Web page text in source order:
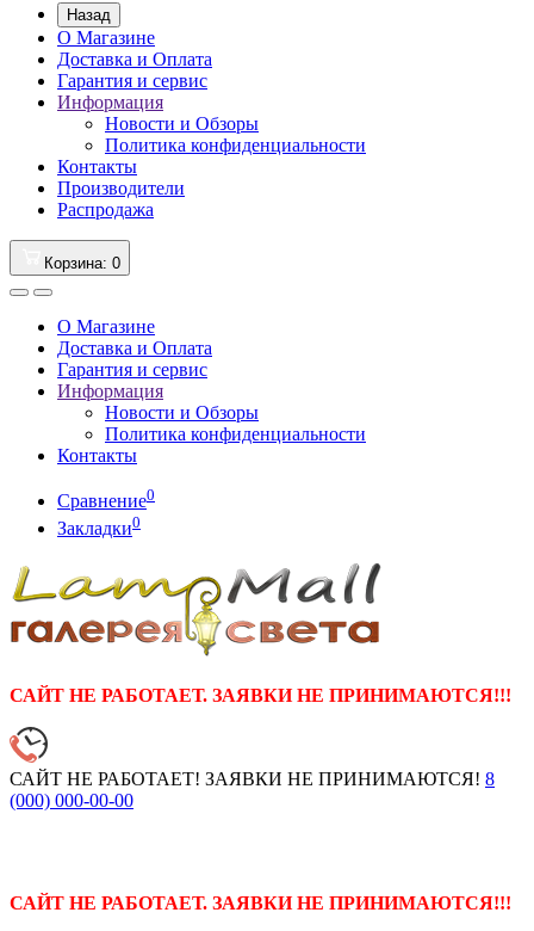
Назад
О Магазине
Доставка и Оплата
Гарантия и сервис
Информация
Новости и Обзоры
Политика конфиденциальности
Контакты
Производители
Распродажа
Корзина: 0
О Магазине
Доставка и Оплата
Гарантия и сервис
Информация
Новости и Обзоры
Политика конфиденциальности
Контакты
Сравнение0
Закладки0
САЙТ НЕ РАБОТАЕТ. ЗАЯВКИ НЕ ПРИНИМАЮТСЯ!!!
САЙТ НЕ РАБОТАЕТ! ЗАЯВКИ НЕ ПРИНИМАЮТСЯ! 8
(000) 000-00-00
САЙТ НЕ РАБОТАЕТ. ЗАЯВКИ НЕ ПРИНИМАЮТСЯ!!!